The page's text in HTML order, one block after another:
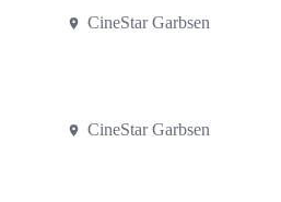
CineStar Garbsen
CineStar Garbsen